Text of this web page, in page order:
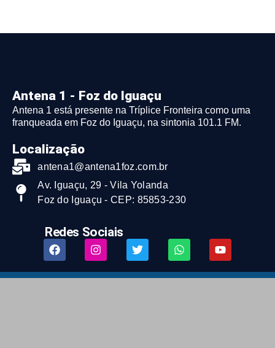
Antena 1 - Foz do Iguaçu
Antena 1 está presente na Tríplice Fronteira como uma
franqueada em Foz do Iguaçu, na sintonia 101.1 FM.
Localização
antena1@antena1foz.com.br
Av. Iguaçu, 29 - Vila Yolanda
Foz do Iguaçu - CEP: 85853-230
Redes Sociais